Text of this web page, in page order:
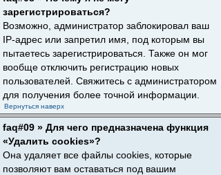
зарегистрироваться?
Возможно, администратор заблокировал ваш
IP-адрес или запретил имя, под которым вы
пытаетесь зарегистрироваться. Также он мог
вообще отключить регистрацию новых
пользователей. Свяжитесь с администратором
для получения более точной информации.
Вернуться наверх
faq#09 » Для чего предназначена функция
«Удалить cookies»?
Она удаляет все файлы cookies, которые
позволяют вам оставаться под вашим